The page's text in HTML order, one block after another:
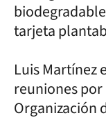
tarjeta
Luis Martínez
reuniones
Organización